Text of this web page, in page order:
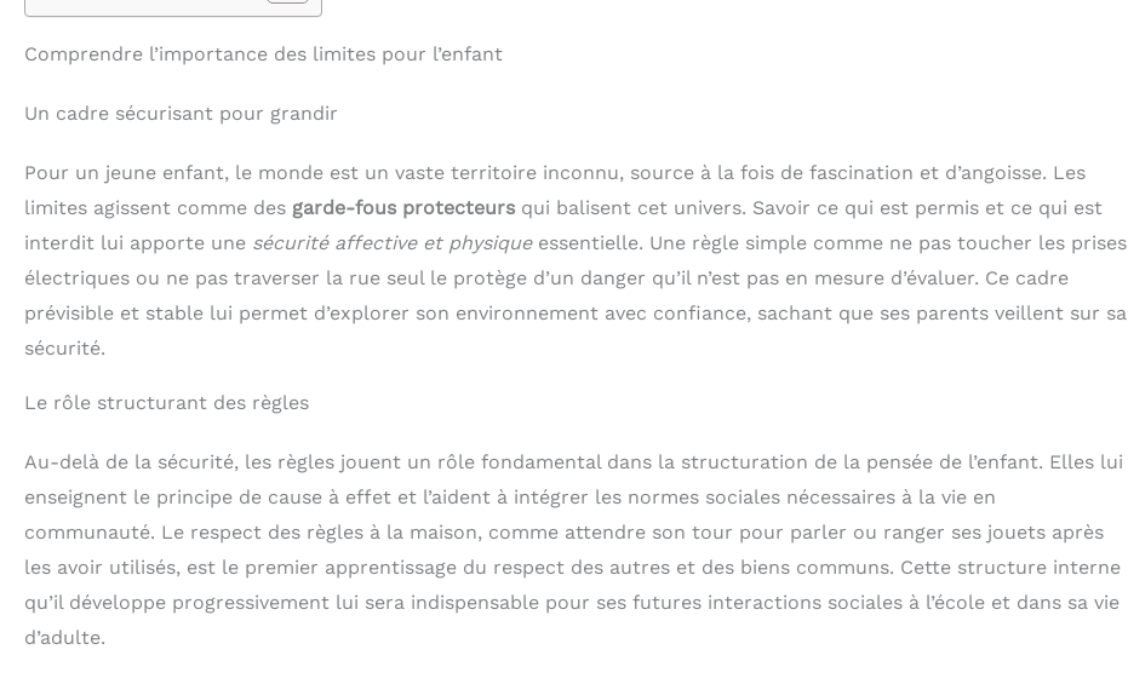
Comprendre l’importance des limites pour l’enfant
Un cadre sécurisant pour grandir
Pour un jeune enfant, le monde est un vaste territoire inconnu, source à la fois de fascination et d’angoisse. Les
limites agissent comme des garde-fous protecteurs qui balisent cet univers. Savoir ce qui est permis et ce qui est
interdit lui apporte une sécurité affective et physiqueessentielle. Une règle simple comme ne pas toucher les prises
électriques ou ne pas traverser la rue seul le protège d’un danger qu’il n’est pas en mesure d’évaluer. Ce cadre
prévisible et stable lui permet d’explorer son environnement avec confiance, sachant que ses parents veillent sur sa
sécurité.
Le rôle structurant des règles
Au-delà de la sécurité, les règles jouent un rôle fondamental dans la structuration de la pensée de l’enfant. Elles lui
enseignent le principe de cause à effet et l’aident à intégrer les normes sociales nécessaires à la vie en
communauté. Le respect des règles à la maison, comme attendre son tour pour parler ou ranger ses jouets après
les avoir utilisés, est le premier apprentissage du respect des autres et des biens communs. Cette structure interne
qu’il développe progressivement lui sera indispensable pour ses futures interactions sociales à l’école et dans sa vie
d’adulte.